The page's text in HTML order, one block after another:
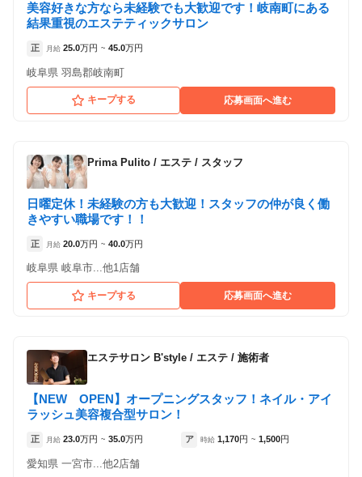
美容好きな方なら未経験でも大歓迎です！岐南町にある
結果重視のエステティックサロン
正 月給 25.0万円 ~ 45.0万円
岐阜県 羽島郡岐南町
キープする 応募画面へ進む
Prima Pulito / エステ / スタッフ
日曜定休！未経験の方も大歓迎！スタッフの仲が良く働
きやすい職場です！！
正 月給 20.0万円 ~ 40.0万円
岐阜県 岐阜市...他1店舗
キープする 応募画面へ進む
エステサロン B'style / エステ / 施術者
【NEW OPEN】オープニングスタッフ！ネイル・アイ
ラッシュ美容複合型サロン！
正 月給 23.0万円 ~ 35.0万円 ア 時給 1,170円 ~ 1,500円
愛知県 一宮市...他2店舗